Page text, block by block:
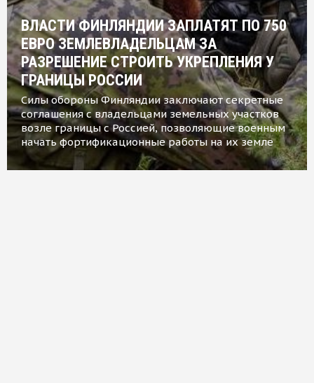
ВЛАСТИ ФИНЛЯНДИИ ЗАПЛАТЯТ ПО 750
ЕВРО ЗЕМЛЕВЛАДЕЛЬЦАМ ЗА
РАЗРЕШЕНИЕ СТРОИТЬ УКРЕПЛЕНИЯ У
ГРАНИЦЫ РОССИИ
Силы обороны Финляндии заключают секретные
соглашения с владельцами земельных участков
возле границы с Россией, позволяющие военным
начать фортификационные работы на их земле